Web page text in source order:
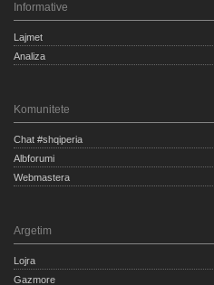
Informative
Lajmet
Analiza
Komunitete
Chat #shqiperia
Albforumi
Webmastera
Argetim
Lojra
Gazmore